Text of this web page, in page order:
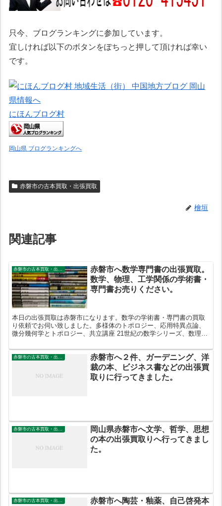
只今、ブログランキングに参加しています。
宜しければ以下のボタンをぽちっと押して頂ければ幸い
です。
にほんブログ村
岡山県 ブログランキングへ
赤磐市の古本買取・出張買取
檜垣
関連記事
赤磐市へ数学専門書の出張買取。
数学、物理、工学関係の学術書・
専門書お売りください。
本日の出張買取は赤磐市になります。数学の学術書・専門書の買取
り依頼でお伺い致しました。多様体のトポロジー、応用特異点論、
微分幾何学とトポロジー、共立講座 21世紀の数学シリーズ、数理物
た。
赤磐市へ２件、ガーデニング、洋
裁の本、ビジネス書などの出張買
取りに行ってきました。
岡山県赤磐市へ文学、哲学、思想
の本の出張買取りへ行ってきまし
た。
赤磐市の古本買取・出張買取
赤磐市へ陶芸・釉薬、自己啓発本